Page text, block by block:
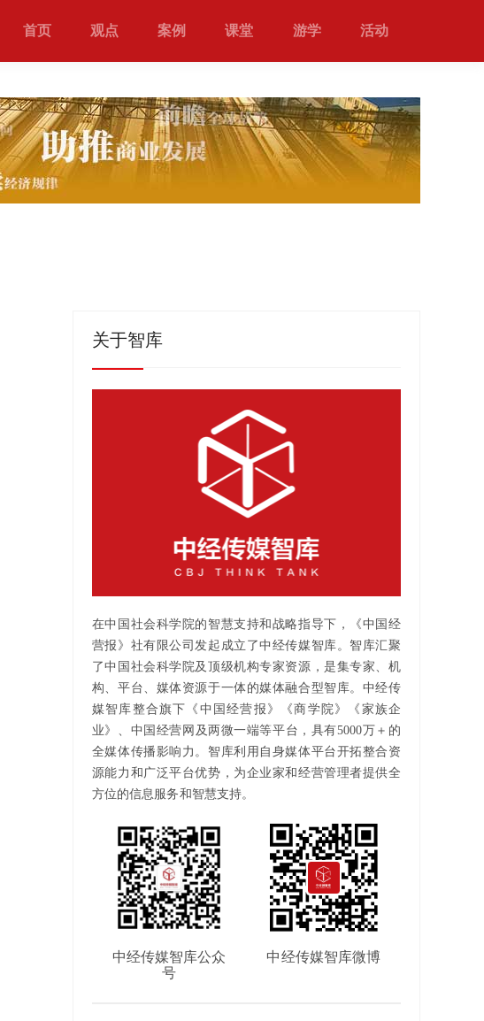
首页 观点 案例 课堂 游学 活动
关于智库
在中国社会科学院的智慧支持和战略指导下，《中国经
营报》社有限公司发起成立了中经传媒智库。智库汇聚
了中国社会科学院及顶级机构专家资源，是集专家、机
构、平台、媒体资源于一体的媒体融合型智库。中经传
媒智库整合旗下《中国经营报》《商学院》《家族企
业》、中国经营网及两微一端等平台，具有5000万＋的
全媒体传播影响力。智库利用自身媒体平台开拓整合资
源能力和广泛平台优势，为企业家和经营管理者提供全
方位的信息服务和智慧支持。
中经传媒智库公众
号
中经传媒智库微博